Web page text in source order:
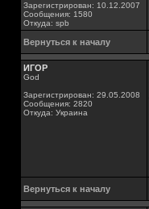
Зарегистрирован: 10.12.2007
Сообщения: 1580
Откуда: spb
Вернуться к началу
ИГОР
God
Зарегистрирован: 29.05.2008
Сообщения: 2820
Откуда: Украина
Вернуться к началу